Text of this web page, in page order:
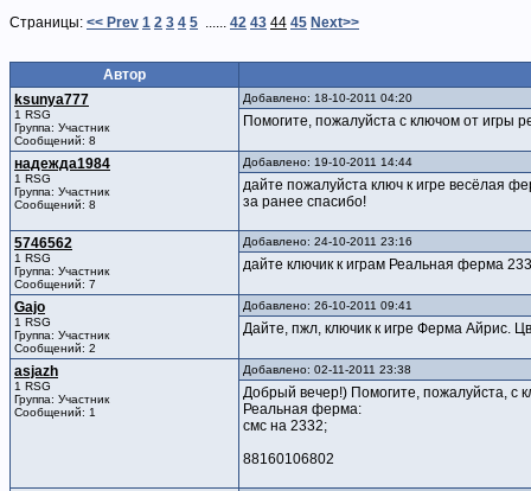
Страницы: << Prev 1 2 3 4 5 ...... 42 43 44 45 Next>>
Автор
ksunya777
1 RSG
Группа: Участник
Сообщений: 8
Добавлено: 18-10-2011 04:20
Помогите, пожалуйста с ключом от игры
надежда1984
1 RSG
Группа: Участник
Сообщений: 8
Добавлено: 19-10-2011 14:44
дайте пожалуйста ключ к игре весёлая
за ранее спасибо!
5746562
1 RSG
Группа: Участник
Сообщений: 7
Добавлено: 24-10-2011 23:16
дайте ключик к играм Реальная ферма
Gajo
1 RSG
Группа: Участник
Сообщений: 2
Добавлено: 26-10-2011 09:41
Дайте, пжл, ключик к игре Ферма Айрис.
asjazh
1 RSG
Группа: Участник
Сообщений: 1
Добавлено: 02-11-2011 23:38
Добрый вечер!) Помогите, пожалуйста, с
Реальная ферма:
смс на 2332;
88160106802